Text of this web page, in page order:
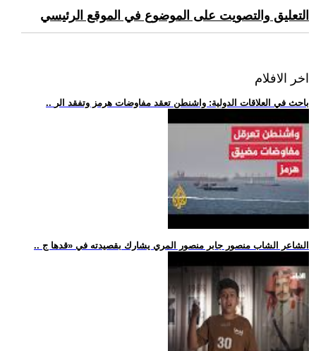
التعليق والتصويت على الموضوع في الموقع الرئيسي
اخر الافلام
.. باحث في العلاقات الدولية: واشنطن تعقد مفاوضات هرمز وتفقد الر
.. الشاعر الشاب منصور جابر منصور المري يشارك بقصيدته في «قدها ج